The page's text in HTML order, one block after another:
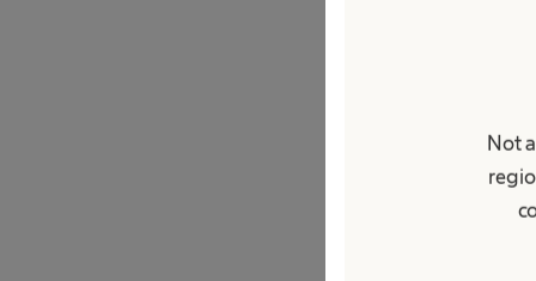
Not
Andere Studien
Patient*innen
andere mit 2D-
fehlende
durch signifikant
Bildqualität,